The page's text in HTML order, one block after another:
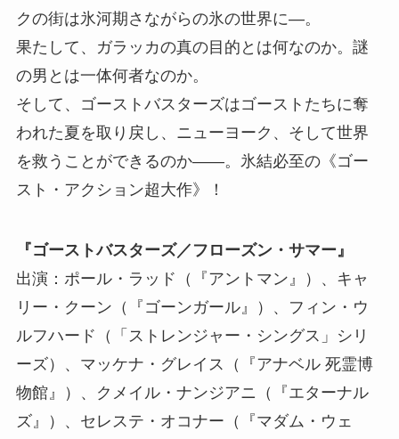
クの街は氷河期さながらの氷の世界に―。
果たして、ガラッカの真の目的とは何なのか。謎
の男とは一体何者なのか。
そして、ゴーストバスターズはゴーストたちに奪
われた夏を取り戻し、ニューヨーク、そして世界
を救うことができるのか――。氷結必至の《ゴー
スト・アクション超大作》！
『ゴーストバスターズ／フローズン・サマー』
出演：ポール・ラッド（『アントマン』）、キャ
リー・クーン（『ゴーンガール』）、フィン・ウ
ルフハード（「ストレンジャー・シングス」シリ
ーズ）、マッケナ・グレイス（『アナベル 死霊博
物館』）、クメイル・ナンジアニ（『エターナル
ズ』）、セレステ・オコナー（『マダム・ウェ